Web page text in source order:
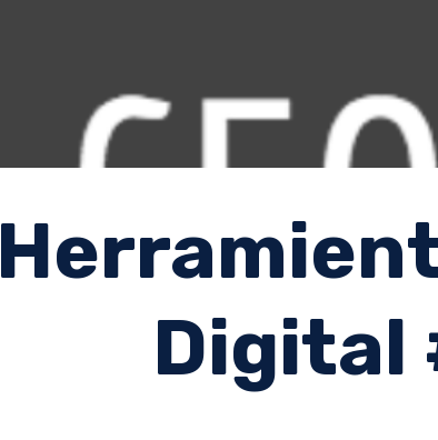
Digital